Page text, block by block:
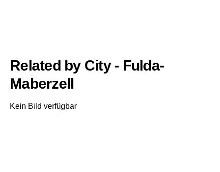
Related by City - Fulda-
Maberzell
Kein Bild verfügbar